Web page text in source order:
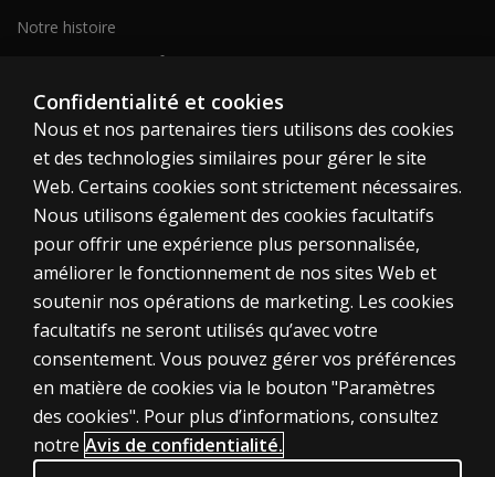
Notre histoire
Notre site corporatif
À propos de nous
Plan du site
Canada
Témoins
Conditions d'utilisation
Vie privée
Informations sur les brevets
Confidentialité et cookies
Nous et nos partenaires tiers utilisons des cookies
et des technologies similaires pour gérer le site
Web. Certains cookies sont strictement nécessaires.
Nous utilisons également des cookies facultatifs
pour offrir une expérience plus personnalisée,
améliorer le fonctionnement de nos sites Web et
soutenir nos opérations de marketing. Les cookies
facultatifs ne seront utilisés qu’avec votre
consentement. Vous pouvez gérer vos préférences
en matière de cookies via le bouton "Paramètres
des cookies". Pour plus d’informations, consultez
notre Avis de confidentialité.